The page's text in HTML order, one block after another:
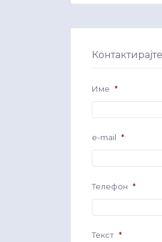
Име *
e-mail *
Телефон *
Текст *